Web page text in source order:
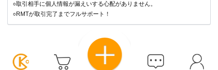
○取引相手に個人情報が漏えいする心配がありません。
○RMTが取引完了までフルサポート！